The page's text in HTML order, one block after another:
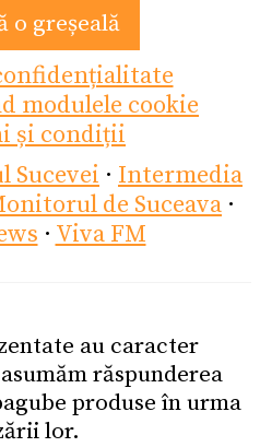
o greșeală
modulele cookie
și condiții
Sucevei · Intermedia
de Suceava ·
· Viva FM
au caracter
răspunderea
produse în urma
lor.